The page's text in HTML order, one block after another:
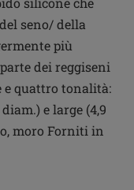
seno/ della
più
dei reggiseni
quattro tonalità:
e large (4,9
moro Forniti in